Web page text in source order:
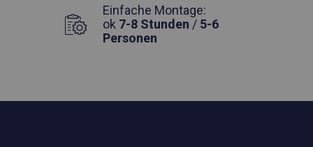
Einfache Montage:
ok 7-8 Stunden / 5-6
Personen